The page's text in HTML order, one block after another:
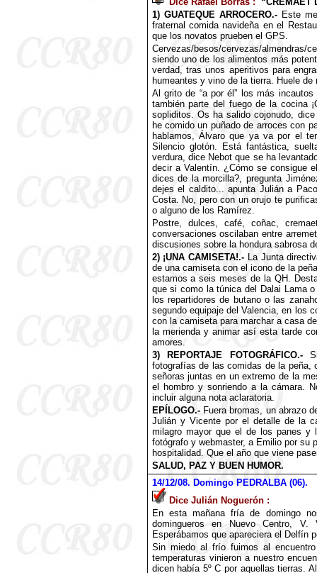
1) GUATEQUE ARROCERO.-Este
fraternal comida navideña en el
que los novatos prueben el GPS.
Cervezas/besos/cervezas/almendras/
siendo uno de los alimentos más
verdad, tras unos aperitivos para
humeantes y vino de la tierra. Huele
Al grito de “a por él” los más
también parte del fuego de la cocina
sopliditos. Os ha salido cojonudo,
he comido un puñado de arroces con
hablamos, Álvaro que ya va por el
Silencio glotón. Está fantástica,
verdura, dice Nebot que se ha
decir a Valentín. ¿Cómo se consigue
dices de la morcilla?, pregunta
dejes el caldito... apunta Julián a
Costa. No, pero con un orujo te
o alguno de los Ramírez.
Postre, dulces, café, coñac,
conversaciones oscilaban entre
discusiones sobre la hondura sabrosa
2) ¡UNA CAMISETA!.- La Junta
de una camiseta con el icono de la
estamos a seis meses de la QH.
que si como la túnica del Dalai Lama
los repartidores de butano o las
segundo equipaje del Valencia, en los
con la camiseta para marchar a casa
la merienda y animar así esta tarde
amores.
3) REPORTAJE FOTOGRÁFICO.-Si
fotografías de las comidas de la peña,
señoras juntas en un extremo de la
el hombro y sonriendo a la cámara.
incluir alguna nota aclaratoria.
EPÍLOGO.- Fuera bromas, un abrazo
Julián y Vicente por el detalle de la
milagro mayor que el de los panes y
fotógrafo y webmaster, a Emilio por su
hospitalidad. Que el año que viene
SALUD, PAZ Y BUEN HUMOR.
14/12/08. Domingo PEDRALBA (06).
Dice Julián Noguerón :
En esta mañana fría de domingo
domingueros en Nuevo Centro,
Esperábamos que apareciera el Delfín
Sin miedo al frío fuimos al
temperaturas vinieron a nuestro
dicen había 5º C por aquellas tierras.